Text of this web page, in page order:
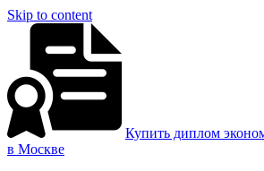
Skip to content
Купить диплом
в Москве